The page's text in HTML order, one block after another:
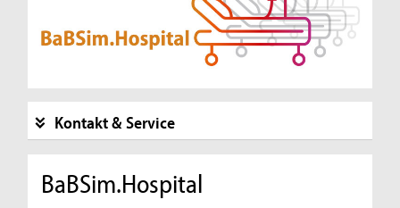
Kontakt & Service
BaBSim.Hospital